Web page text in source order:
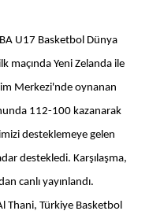
U17 Basketbol Dünya
maçında Yeni Zelanda ile
Merkezi'nde oynanan
112-100 kazanarak
desteklemeye gelen
destekledi. Karşılaşma,
canlı yayınlandı.
Thani, Türkiye Basketbol